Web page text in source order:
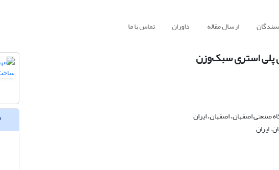
ارسال مقاله داوران تماس با ما
پلی استری سبک‌وزن
اصفهان، اصفهان، ایران
ایران